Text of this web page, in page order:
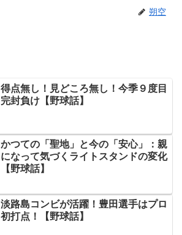
朔空
得点無し！見どころ無し！今季９度目
完封負け【野球話】
かつての「聖地」と今の「安心」：親
になって気づくライトスタンドの変化
【野球話】
淡路島コンビが活躍！豊田選手はプロ
初打点！【野球話】